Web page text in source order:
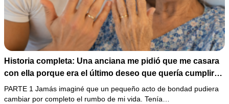
Historia completa: Una anciana me pidió que me casara
con ella porque era el último deseo que quería cumplir
antes de morir. Después de su fallecimiento, su abogado
puso en mis manos una vieja bolsa de hospital que
PARTE 1 Jamás imaginé que un pequeño acto de bondad pudiera
cambiar por completo el rumbo de mi vida. Tenía…